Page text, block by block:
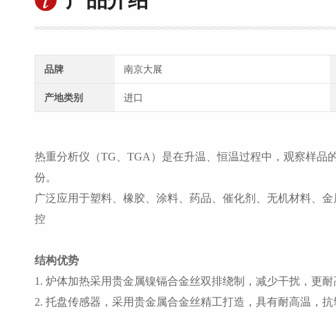
品牌 南京大展
产地类别 进口
热重分析仪（TG、TGA）是在升温、恒温过程中，观察样品
份。
广泛应用于塑料、橡胶、涂料、药品、催化剂、无机材料、
控
结构优势
1. 炉体加热采用贵金属镍镉合金丝双排绕制，减少干扰，更耐
2. 托盘传感器，采用贵金属合金丝精工打造，具有耐高温，抗